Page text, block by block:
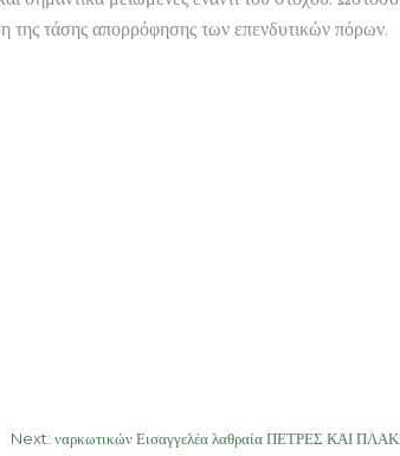
της τάσης απορρόφησης των επενδυτικών πόρων.
Next: ναρκωτικών Εισαγγελέα λαθραία ΠΕΤΡΕΣ ΚΑΙ